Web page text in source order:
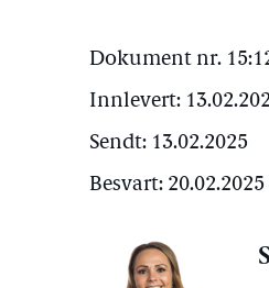
Dokument nr.
Innlevert:
Sendt: 13.02.2025
Besvart: